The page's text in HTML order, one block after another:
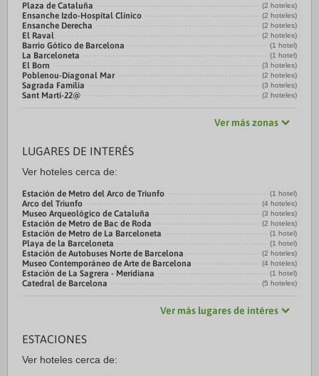
Plaza de Cataluña (2 hoteles)
Ensanche Izdo-Hospital Clínico (2 hoteles)
Ensanche Derecha (2 hoteles)
El Raval (2 hoteles)
Barrio Gótico de Barcelona (1 hotel)
La Barceloneta (1 hotel)
El Born (3 hoteles)
Poblenou-Diagonal Mar (2 hoteles)
Sagrada Familia (3 hoteles)
Sant Martí-22@ (2 hoteles)
Ver más zonas
LUGARES DE INTERÉS
Ver hoteles cerca de:
Estación de Metro del Arco de Triunfo (1 hotel)
Arco del Triunfo (4 hoteles)
Museo Arqueológico de Cataluña (3 hoteles)
Estación de Metro de Bac de Roda (2 hoteles)
Estación de Metro de La Barceloneta (1 hotel)
Playa de la Barceloneta (1 hotel)
Estación de Autobuses Norte de Barcelona (2 hoteles)
Museo Contemporáneo de Arte de Barcelona (4 hoteles)
Estación de La Sagrera - Meridiana (1 hotel)
Catedral de Barcelona (5 hoteles)
Ver más lugares de intéres
ESTACIONES
Ver hoteles cerca de: